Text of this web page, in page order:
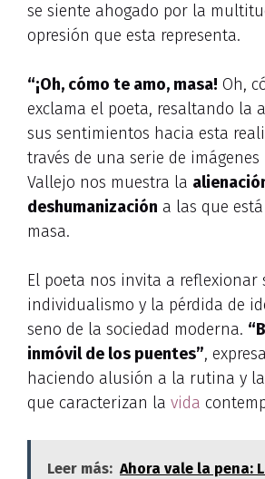
se siente ahogado por la
opresión que esta representa.
“¡Oh, cómo te amo, masa! Oh,
exclama el poeta, resaltando la
sus sentimientos hacia esta
través de una serie de imágenes
Vallejo nos muestra la
deshumanización a las que
masa.
El poeta nos invita a reflexionar
individualismo y la pérdida de
seno de la sociedad moderna.
inmóvil de los puentes”,
haciendo alusión a la rutina y
que caracterizan la vida
Leer más: Ahora vale la pena: